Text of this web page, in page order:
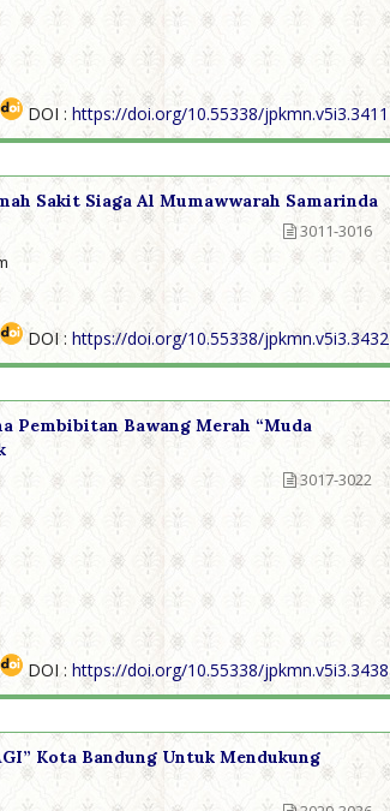
DOI : https://doi.org/10.55338/jpkmn.v5i3.3411
Sakit Siaga Al Mumawwarah Samarinda
3011-3016
DOI : https://doi.org/10.55338/jpkmn.v5i3.3432
Pembibitan Bawang Merah “Muda
3017-3022
DOI : https://doi.org/10.55338/jpkmn.v5i3.3438
Kota Bandung Untuk Mendukung